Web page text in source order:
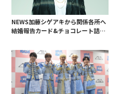
NEWS加藤シゲアキから関係各所へ
結婚報告カード&チョコレート詰め
も添えて